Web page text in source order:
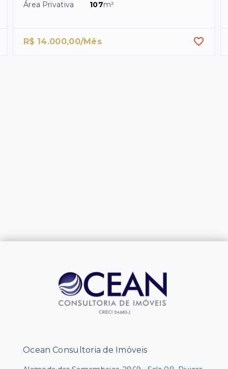
Área Privativa
107m²
R$ 14.000,00/Mês
Ocean Consultoria de Imóveis